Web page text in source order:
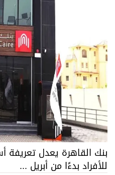
بنك القاهرة يعدل تعريفة
للأفراد بدءًا من أبريل ...